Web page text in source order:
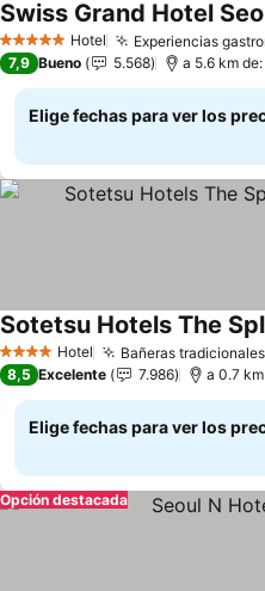
5 Estrellas Hotel Experiencias
Swiss Grand Hotel
7,9 Bueno 5.568 a 5.6 km
Elige fechas para ver los
4 EstrellasHotel Bañeras
8,5 Excelente 7.986 a 0.7
Elige fechas para ver los
Opción destacada